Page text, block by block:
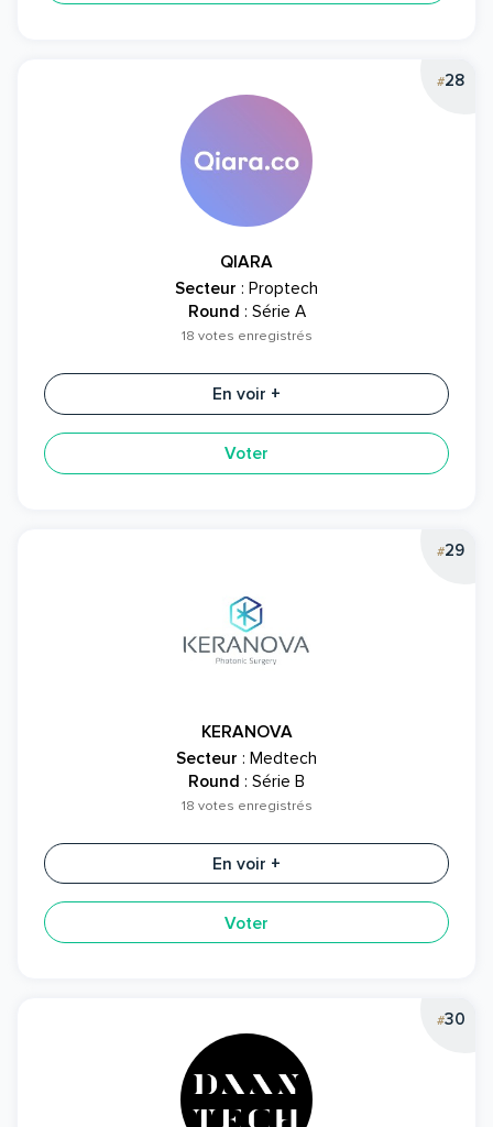
#28
QIARA
Secteur : Proptech
Round : Série A
18 votes enregistrés
En voir +
Voter
#29
KERANOVA
Secteur : Medtech
Round : Série B
18 votes enregistrés
En voir +
Voter
#30